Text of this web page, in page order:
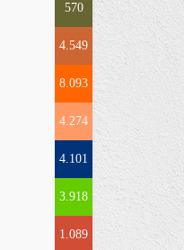
570
4.549
8.093
4.274
4.101
3.918
1.089